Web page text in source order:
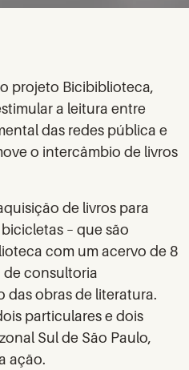
projeto Bicibiblioteca,
a leitura entre
das redes pública e
o intercâmbio de livros
de livros para
– que são
com um acervo de 8
de consultoria
das obras de literatura.
particulares e dois
Sul de São Paulo,
ação.